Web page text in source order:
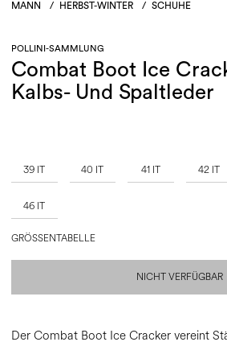
MANN / HERBST-WINTER / SCHUHE
POLLINI-SAMMLUNG
Combat Boot Ice
Kalbs- Und Spaltleder
39 IT 40 IT 41 IT 42 IT
46 IT
GRÖSSENTABELLE
NICHT VERFÜGBAR
Der Combat Boot Ice Cracker vereint